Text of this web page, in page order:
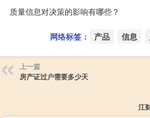
质量信息对决策的影响有哪些？
网络标签： 产品 信息
上一篇
房产证过户需要多少天
江